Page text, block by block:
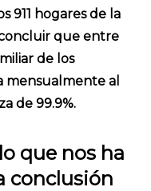
911 hogares de la
que entre
de los
mensualmente al
de 99.9%.
que nos ha
conclusión